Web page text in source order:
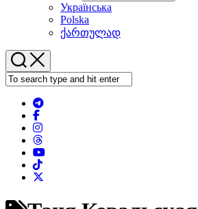
Українська
Polska
ქართულად